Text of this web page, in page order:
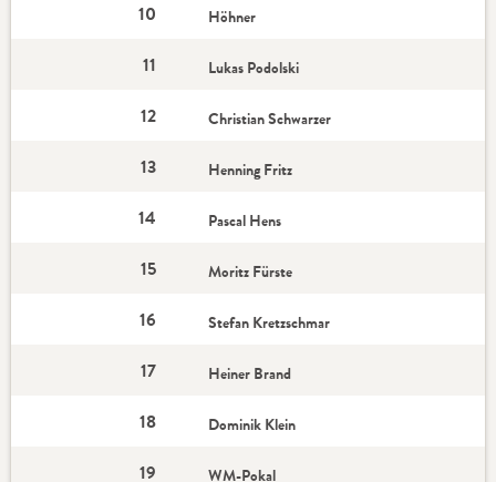
10 Höhner
11 Lukas Podolski
12 Christian Schwarzer
13 Henning Fritz
14 Pascal Hens
15 Moritz Fürste
16 Stefan Kretzschmar
17 Heiner Brand
18 Dominik Klein
19 WM-Pokal